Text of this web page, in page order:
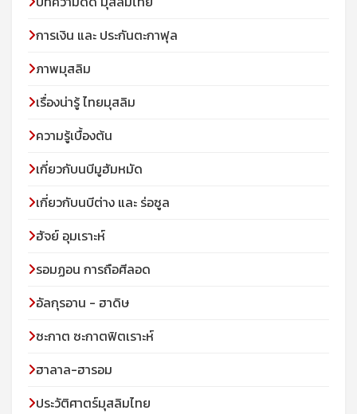
การเงิน และ ประกันตะกาฟุล
ภาพมุสลิม
เรื่องน่ารู้ ไทยมุสลิม
ความรู้เบื้องต้น
เกี่ยวกับนบีมูฮัมหมัด
เกี่ยวกับนบีต่าง และ ร่อซูล
ฮัจย์ อุมเราะห์
รอมฏอน การถือศีลอด
อัลกุรอาน - ฮาดิษ
ซะกาต ซะกาตฟิตเราะห์
ฮาลาล-ฮารอม
ประวัติศาตร์มุสลิมไทย